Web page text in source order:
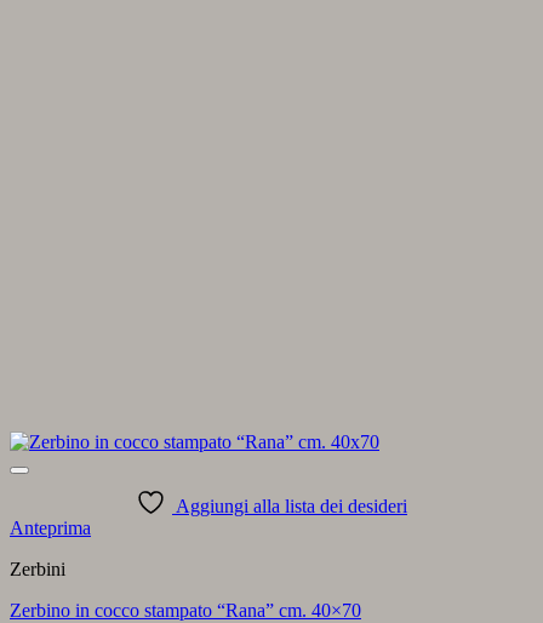
Aggiungi alla lista dei desideri
Anteprima
Zerbini
Zerbino in cocco stampato “Rana” cm. 40×70